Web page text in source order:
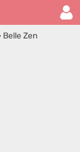
Belle Zen